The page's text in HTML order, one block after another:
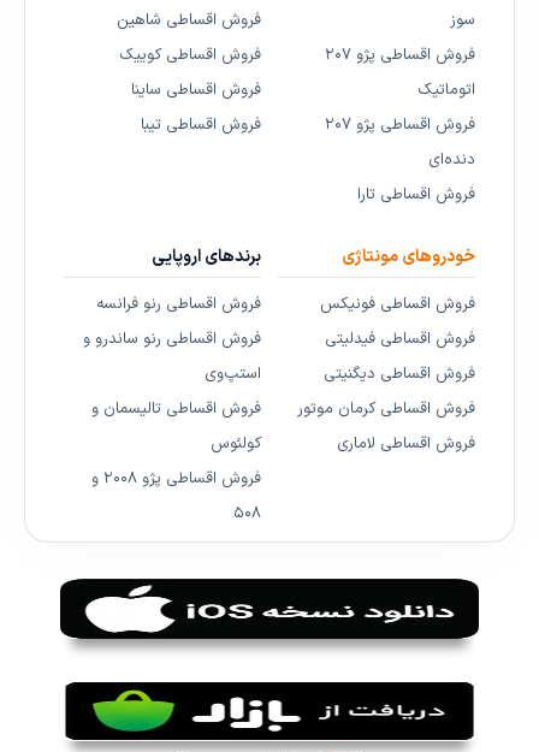
سوز
فروش اقساطی پژو ۲۰۷
اتوماتیک
فروش اقساطی پژو ۲۰۷
دنده‌ای
فروش اقساطی تارا
فروش اقساطی شاهین
فروش اقساطی کوییک
فروش اقساطی ساینا
فروش اقساطی تیبا
خودروهای مونتاژی
فروش اقساطی فونیکس
فروش اقساطی فیدلیتی
فروش اقساطی دیگنیتی
فروش اقساطی کرمان موتور
فروش اقساطی لاماری
برندهای اروپایی
فروش اقساطی رنو فرانسه
فروش اقساطی رنو ساندرو و
استپ‌وی
فروش اقساطی تالیسمان و
کولئوس
فروش اقساطی پژو ۲۰۰۸ و
۵۰۸